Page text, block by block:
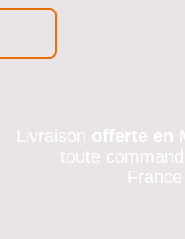
Livraison offerte en
toute